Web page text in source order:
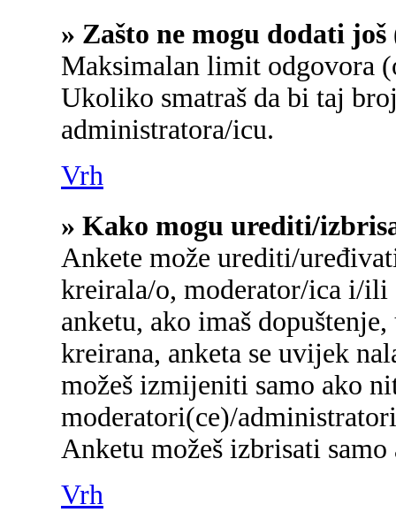
» Zašto ne mogu dodati
Maksimalan limit odgovora
Ukoliko smatraš da bi taj
administratora/icu.
Vrh
» Kako mogu urediti/
Ankete može urediti/
kreirala/o, moderator/ica i/
anketu, ako imaš
kreirana, anketa se uvijek
možeš izmijeniti samo ako
moderatori(ce)/
Anketu možeš izbrisati
Vrh